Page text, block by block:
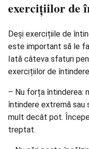
exercițiilor de
Deși exercițiile de
este important să le
Iată câteva sfaturi
exercițiilor de
– Nu forța întinderea:
întindere extremă sau
mult decât pot.
treptat.